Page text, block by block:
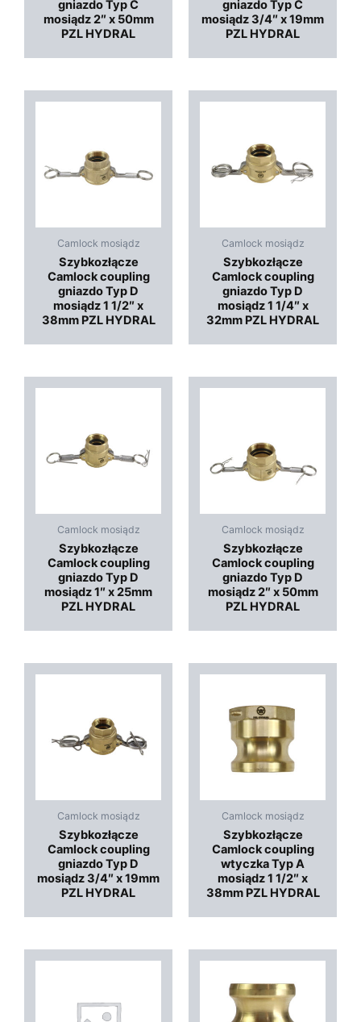
gniazdo Typ C
mosiądz 2″ x 50mm
PZL HYDRAL
gniazdo Typ C
mosiądz 3/4″ x 19mm
PZL HYDRAL
Camlock mosiądz
Szybkozłącze
Camlock coupling
gniazdo Typ D
mosiądz 1 1/2″ x
38mm PZL HYDRAL
Camlock mosiądz
Szybkozłącze
Camlock coupling
gniazdo Typ D
mosiądz 1 1/4″ x
32mm PZL HYDRAL
Camlock mosiądz
Szybkozłącze
Camlock coupling
gniazdo Typ D
mosiądz 1″ x 25mm
PZL HYDRAL
Camlock mosiądz
Szybkozłącze
Camlock coupling
gniazdo Typ D
mosiądz 2″ x 50mm
PZL HYDRAL
Camlock mosiądz
Szybkozłącze
Camlock coupling
gniazdo Typ D
mosiądz 3/4″ x 19mm
PZL HYDRAL
Camlock mosiądz
Szybkozłącze
Camlock coupling
wtyczka Typ A
mosiądz 1 1/2″ x
38mm PZL HYDRAL